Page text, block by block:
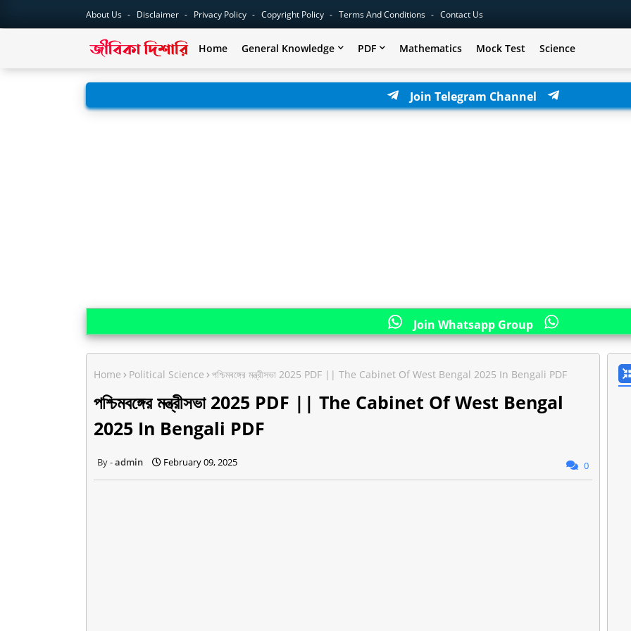
About Us Disclaimer Privacy Policy Copyright Policy Terms And Conditions Contact Us
Home General Knowledge PDF Mathematics Mock Test Science
Join Telegram Channel
Join Whatsapp Group
Home Political Science পশ্চিমবঙ্গের মন্ত্রীসভা 2025 PDF || The Cabinet Of West Bengal 2025 In Bengali PDF
পশ্চিমবঙ্গের মন্ত্রীসভা 2025 PDF || The Cabinet Of West Bengal
2025 In Bengali PDF
admin February 09, 2025 0